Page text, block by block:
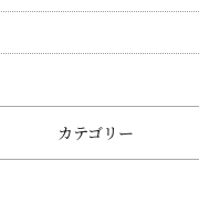
カテゴリー